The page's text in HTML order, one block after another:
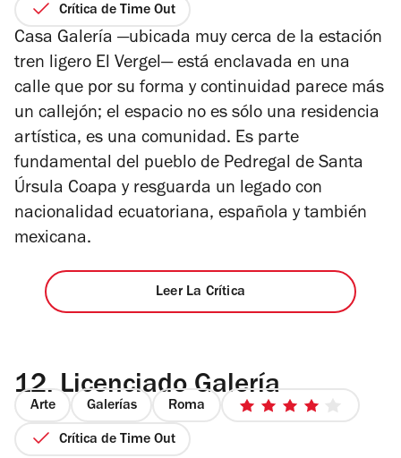
5
Crítica de Time Out
Casa Galería —ubicada muy cerca de la estación
tren ligero El Vergel— está enclavada en una
calle que por su forma y continuidad parece más
un callejón; el espacio no es sólo una residencia
artística, es una comunidad. Es parte
fundamental del pueblo de Pedregal de Santa
Úrsula Coapa y resguarda un legado con
nacionalidad ecuatoriana, española y también
mexicana.
Leer La Crítica
12. Licenciado Galería
Arte Galerías Roma
4
Crítica de Time Out